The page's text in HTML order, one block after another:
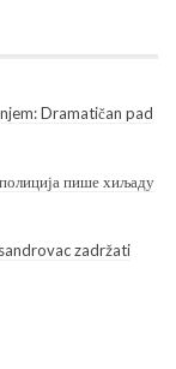
Dramatičan pad
пише хиљаду
zadržati